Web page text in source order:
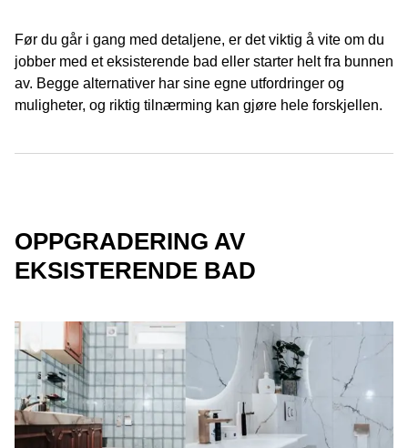
Før du går i gang med detaljene, er det viktig å vite om du
jobber med et eksisterende bad eller starter helt fra bunnen
av. Begge alternativer har sine egne utfordringer og
muligheter, og riktig tilnærming kan gjøre hele forskjellen.
OPPGRADERING AV
EKSISTERENDE BAD